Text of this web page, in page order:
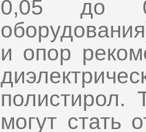
0,05 до
и опор
полистирол.
могут стать